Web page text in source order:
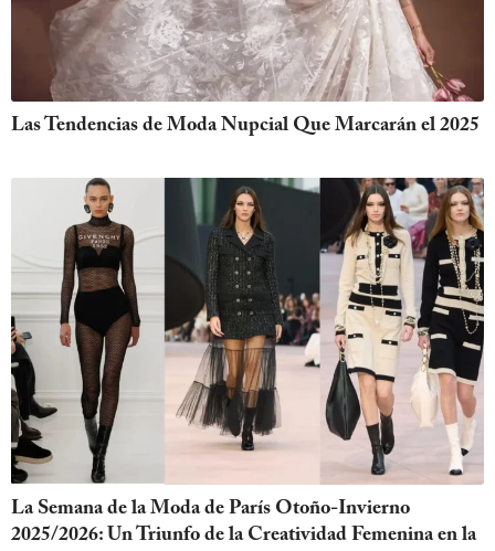
Las Tendencias de Moda Nupcial Que Marcarán el 2025
La Semana de la Moda de París Otoño-Invierno
2025/2026: Un Triunfo de la Creatividad Femenina en la